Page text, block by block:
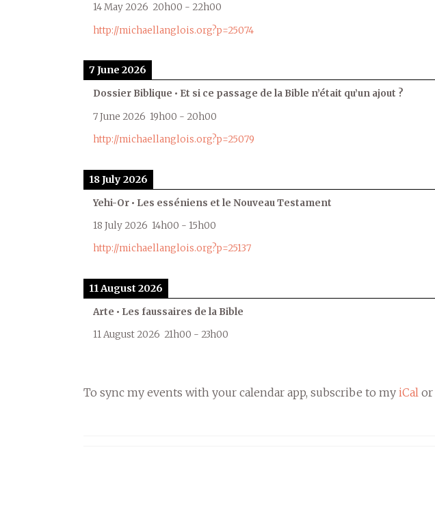
14 May 2026 20h00 - 22h00
http://michaellanglois.org?p=25074
7 June 2026
Dossier Biblique • Et si ce passage de la Bible n’était qu’un ajout ?
7 June 2026 19h00 - 20h00
http://michaellanglois.org?p=25079
18 July 2026
Yehi-Or • Les esséniens et le Nouveau Testament
18 July 2026 14h00 - 15h00
http://michaellanglois.org?p=25137
11 August 2026
Arte • Les faussaires de la Bible
11 August 2026 21h00 - 23h00
To sync my events with your calendar app, subscribe to my iCal or